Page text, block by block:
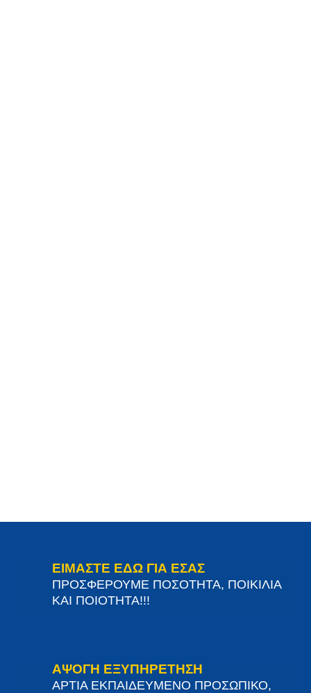
ΕΙΜΑΣΤΕ ΕΔΩ ΓΙΑ ΕΣΑΣ
ΠΡΟΣΦΕΡΟΥΜΕ ΠΟΣΟΤΗΤΑ, ΠΟΙΚΙΛΙΑ
ΚΑΙ ΠΟΙΟΤΗΤΑ!!!
ΑΨΟΓΗ ΕΞΥΠΗΡΕΤΗΣΗ
ΑΡΤΙΑ ΕΚΠΑΙΔΕΥΜΕΝΟ ΠΡΟΣΩΠΙΚΟ,